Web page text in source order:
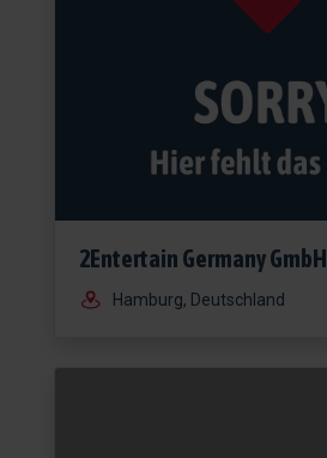
2Entertain Germany GmbH
Hamburg, Deutschland